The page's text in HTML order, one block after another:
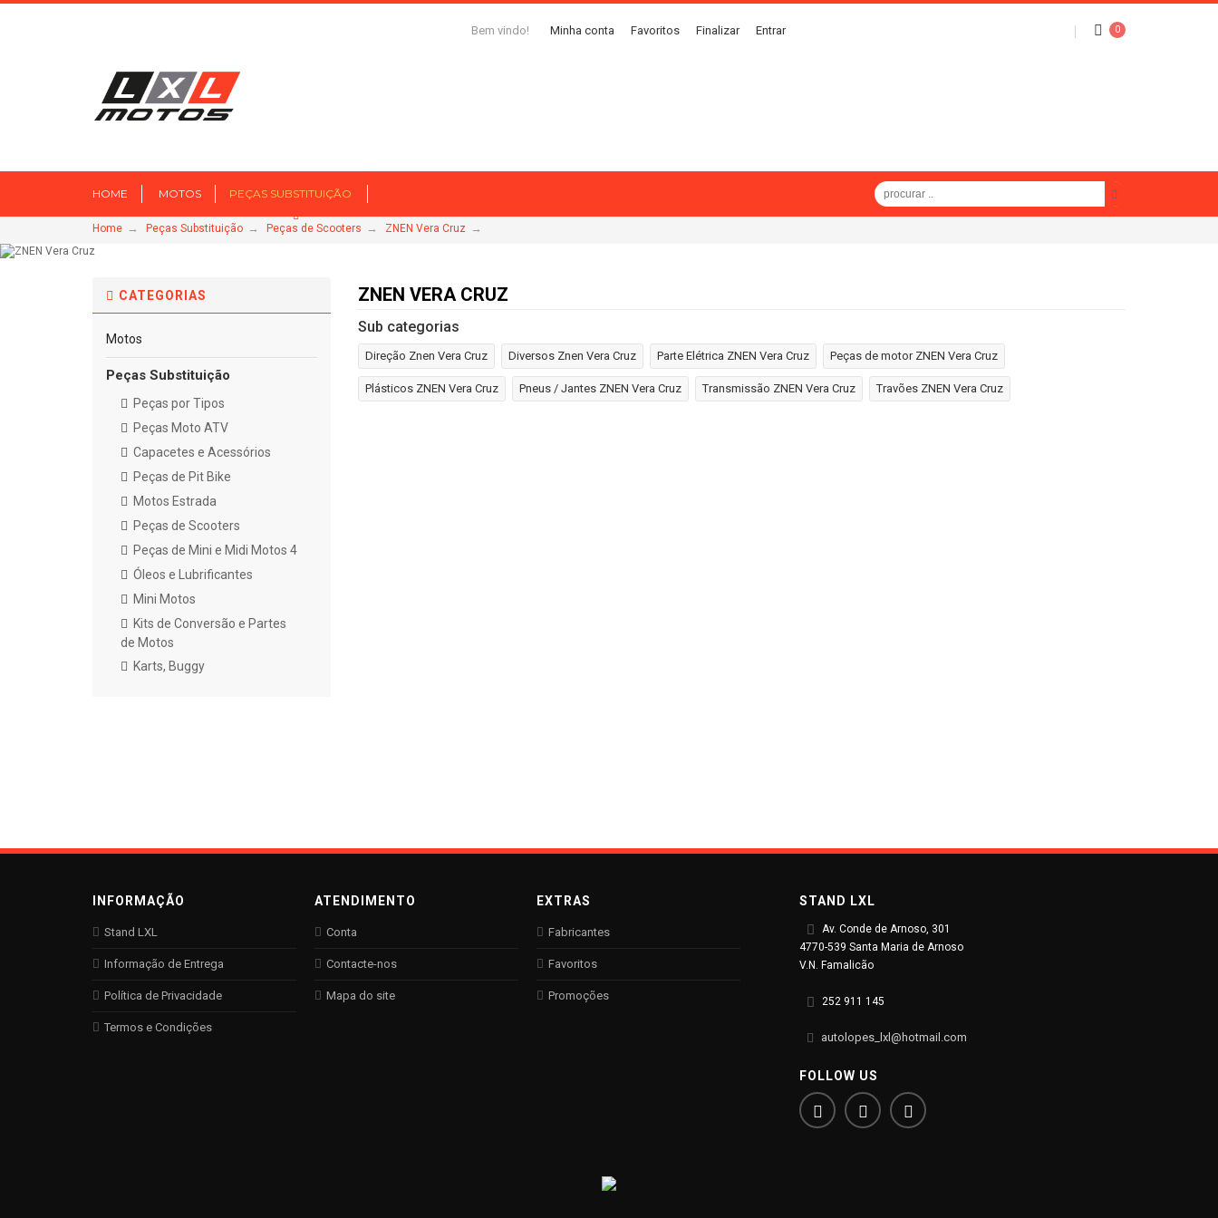
Bem vindo! Minha conta Favoritos Finalizar Entrar 0
HOME MOTOS PEÇAS SUBSTITUIÇÃO
Home → Peças Substituição → Peças de Scooters → ZNEN Vera Cruz →
CATEGORIAS
Motos
Peças Substituição
Peças por Tipos
Peças Moto ATV
Capacetes e Acessórios
Peças de Pit Bike
Motos Estrada
Peças de Scooters
Peças de Mini e Midi Motos 4
Óleos e Lubrificantes
Mini Motos
Kits de Conversão e Partes
de Motos
Karts, Buggy
ZNEN VERA CRUZ
Sub categorias
Direção Znen Vera Cruz Diversos Znen Vera Cruz Parte Elétrica ZNEN Vera Cruz Peças de motor ZNEN Vera Cruz
Plásticos ZNEN Vera Cruz Pneus / Jantes ZNEN Vera Cruz Transmissão ZNEN Vera Cruz Travões ZNEN Vera Cruz
INFORMAÇÃO
Stand LXL
Informação de Entrega
Política de Privacidade
Termos e Condições
ATENDIMENTO
Conta
Contacte-nos
Mapa do site
EXTRAS
Fabricantes
Favoritos
Promoções
STAND LXL
Av. Conde de Arnoso, 301
4770-539 Santa Maria de Arnoso
V.N. Famalicão
252 911 145
autolopes_lxl@hotmail.com
FOLLOW US